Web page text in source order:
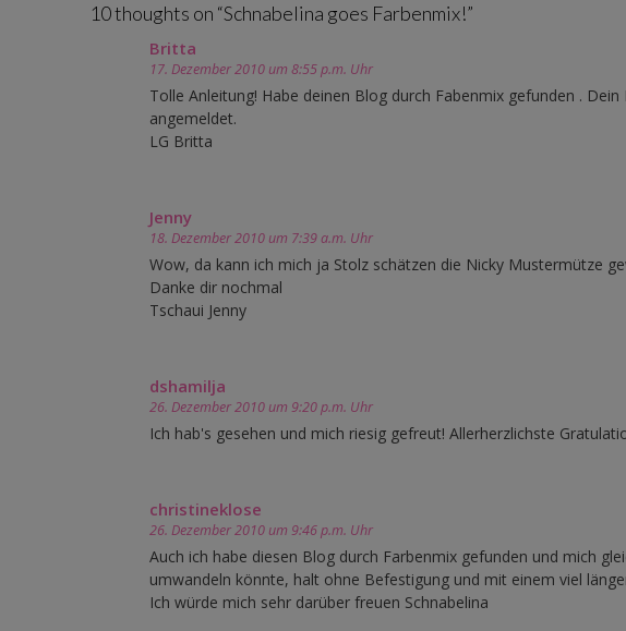
10 thoughts on “Schnabelina goes Farbenmix!”
Britta
17. Dezember 2010 um 8:55 p.m. Uhr
Tolle Anleitung! Habe deinen Blog durch Fabenmix gefunden .
angemeldet.
LG Britta
Jenny
18. Dezember 2010 um 7:39 a.m. Uhr
Wow, da kann ich mich ja Stolz schätzen die Nicky Mustermütze
Danke dir nochmal
Tschaui Jenny
dshamilja
26. Dezember 2010 um 9:20 p.m. Uhr
Ich hab's gesehen und mich riesig gefreut! Allerherzlichste
christineklose
26. Dezember 2010 um 9:46 p.m. Uhr
Auch ich habe diesen Blog durch Farbenmix gefunden und mich
umwandeln könnte, halt ohne Befestigung und mit einem viel
Ich würde mich sehr darüber freuen Schnabelina